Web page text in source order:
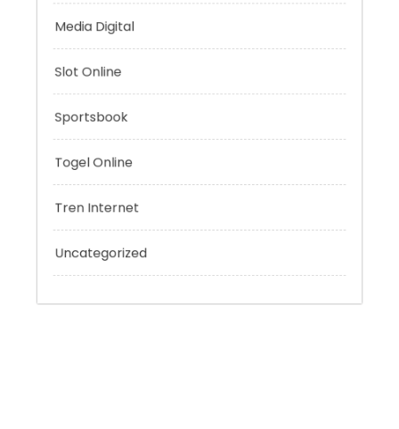
Live Casino
Slot Online
Sportsbook
Togel Online
Tren Internet